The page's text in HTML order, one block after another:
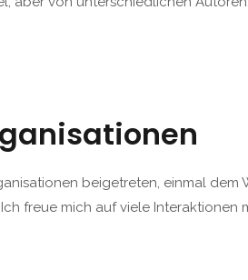
beigetreten, einmal
freue mich auf viele